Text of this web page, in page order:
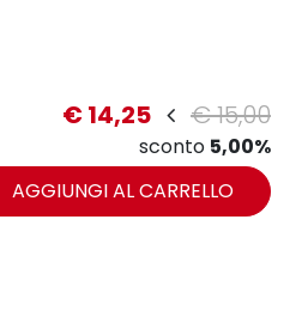
€ 14,25 € 15,00
sconto 5,00%
AGGIUNGI AL CARRELLO